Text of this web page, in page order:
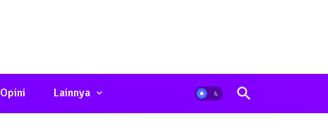
Opini Lainnya